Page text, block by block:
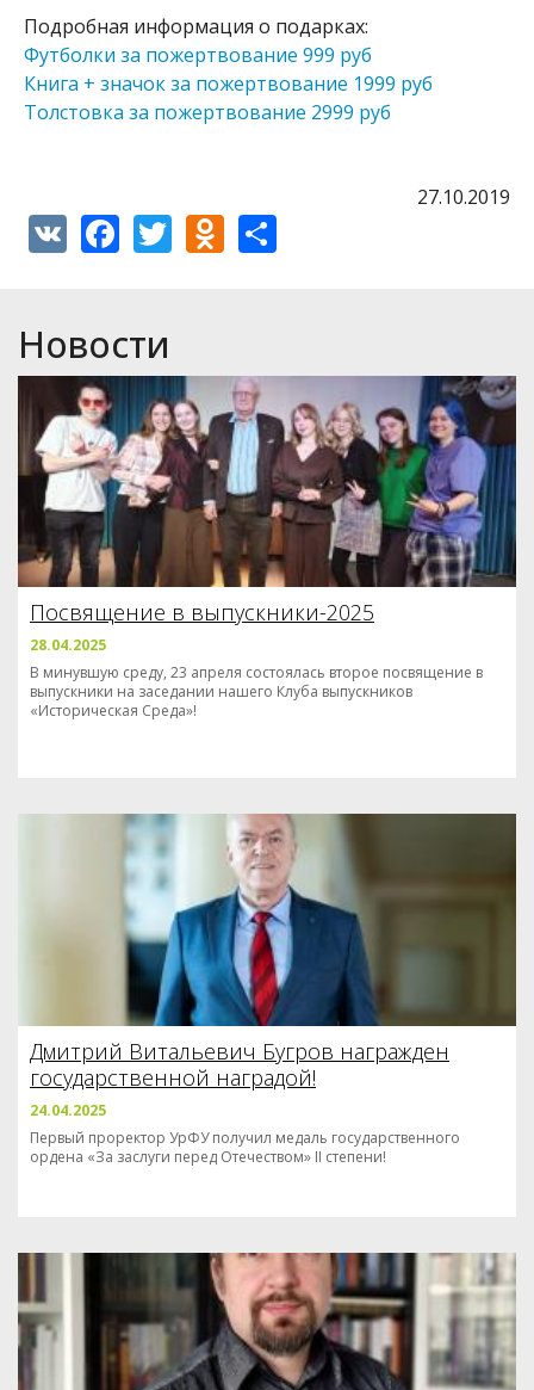
Подробная информация о подарках:
Футболки за пожертвование 999 руб
Книга + значок за пожертвование 1999 руб
Толстовка за пожертвование 2999 руб
27.10.2019
VK Facebook
TwitterOdnoklassniki
Новости
Посвящение в выпускники-2025
28.04.2025
В минувшую среду, 23 апреля состоялась второе посвящение в
выпускники на заседании нашего Клуба выпускников
«Историческая Среда»!
Дмитрий Витальевич Бугров награжден
государственной наградой!
24.04.2025
Первый проректор УрФУ получил медаль государственного
ордена «За заслуги перед Отечеством» II степени!